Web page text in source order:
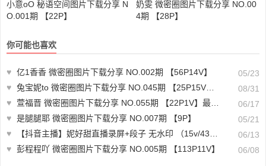
小意oO 秘语空间图片下载分享 N
O.001期 【22P】
奶雯 微密圈图片下载分享 NO.00
4期 【28P】
你可能也喜欢
♥ 亿1香香 微密圈图片下载分享 NO.002期 【56P14V】
05/23
♥ 兔宝妮to 微密圈图片下载分享 NO.045期 【25P15V】最新至：2024.8.27
08/31
♥ 萱福晋 微密圈图片下载分享 NO.055期 【22P1V】最新至：2024.11.7
06/17
♥ 是腿腿耶 微密圈图片下载分享 NO.007期 【9P】
05/21
♥
【抖音主播】妮好甜直播录屏+段子 无水印 （15v/435m）-主播跳舞下载
06/13
♥ 彭程程吖 微密圈图片下载分享 NO.005期 【113P11V】 06/08